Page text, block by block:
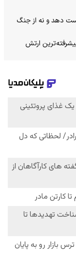
دهد و نه از جنگ
ارتش